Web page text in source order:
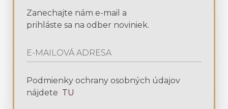
Zanechajte nám e-mail a
prihláste sa na odber noviniek.
Podmienky ochrany osobných údajov
nájdete TU